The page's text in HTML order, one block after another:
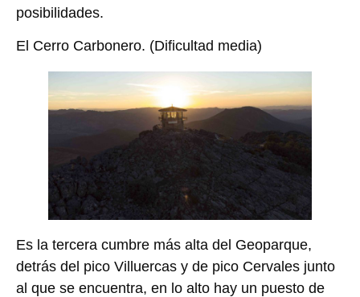
posibilidades.
El Cerro Carbonero. (Dificultad media)
Es la tercera cumbre más alta del Geoparque,
detrás del pico Villuercas y de pico Cervales junto
al que se encuentra, en lo alto hay un puesto de